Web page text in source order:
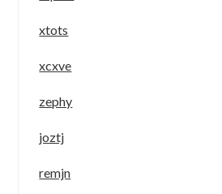
xtots
xcxve
zephy
joztj
remjn